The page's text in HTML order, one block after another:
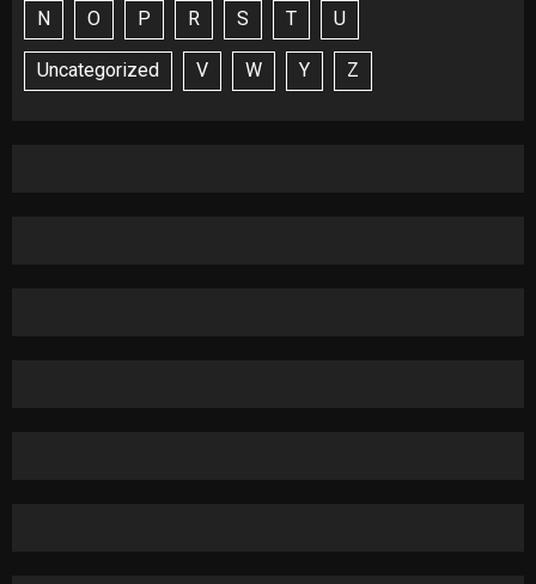
N O P R S T U
Uncategorized V W Y Z